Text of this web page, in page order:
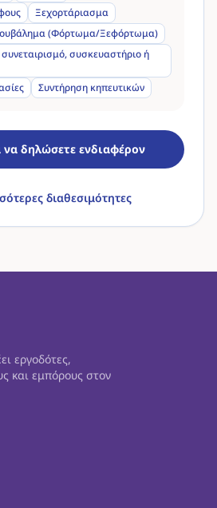
Ξεχορτάριασμα
(Φόρτωμα/Ξεφόρτωμα)
συνεταιρισμό, συσκευαστήριο ή
Συντήρηση κηπευτικών
να δηλώσετε ενδιαφέρον
διαθεσιμότητες
εργοδότες,
και εμπόρους στον